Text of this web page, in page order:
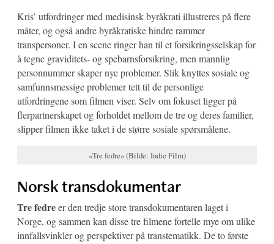
Kris’ utfordringer med medisinsk byråkrati illustreres på flere
måter, og også andre byråkratiske hindre rammer
transpersoner. I en scene ringer han til et forsikringsselskap for
å tegne graviditets- og spebarnsforsikring, men mannlig
personnummer skaper nye problemer. Slik knyttes sosiale og
samfunnsmessige problemer tett til de personlige
utfordringene som filmen viser. Selv om fokuset ligger på
flerpartnerskapet og forholdet mellom de tre og deres familier,
slipper filmen ikke taket i de større sosiale spørsmålene.
«Tre fedre» (Bilde: Indie Film)
Norsk transdokumentar
Tre fedreer den tredje store transdokumentaren laget i
Norge, og sammen kan disse tre filmene fortelle mye om ulike
innfallsvinkler og perspektiver på transtematikk. De to første